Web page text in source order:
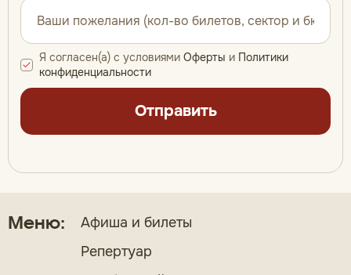
Я согласен(а) с условиями Оферты и Политики
конфиденциальности
Отправить
Меню:
Афиша и билеты
Репертуар